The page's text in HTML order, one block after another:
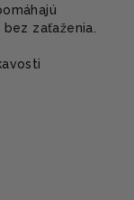
zaťaženia.